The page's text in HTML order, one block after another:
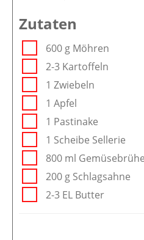
Zutaten
600 g Möhren
2-3 Kartoffeln
1 Zwiebeln
1 Apfel
1 Pastinake
1 Scheibe Sellerie
800 ml Gemüsebrühe
200 g Schlagsahne
2-3 EL Butter